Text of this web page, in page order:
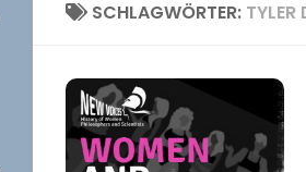
SCHLAGWÖRTER: TYLER